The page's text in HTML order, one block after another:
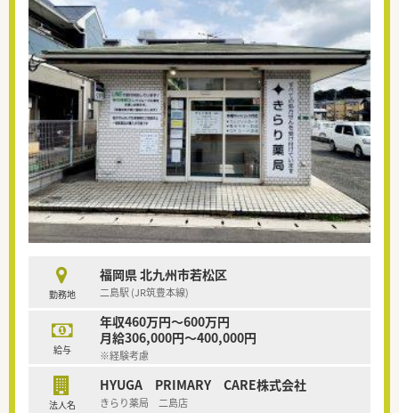
勤務地
福岡県 北九州市若松区
二島駅 (JR筑豊本線)
給与
年収460万円～600万円
月給306,000円～400,000円
※経験考慮
法人名
HYUGA PRIMARY CARE株式会社
きらり薬局 二島店